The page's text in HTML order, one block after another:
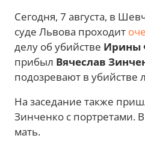
Сегодня, 7 августа, в
суде Львова проходит
делу об убийстве Ирины
прибыл Вячеслав
подозревают в убийстве
На заседание также
Зинченко с портретами.
мать.